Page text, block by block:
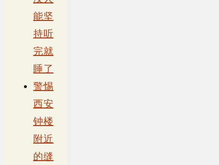
能坚
持听
完就
睡了
警惕
西安
钟楼
附近
的缝